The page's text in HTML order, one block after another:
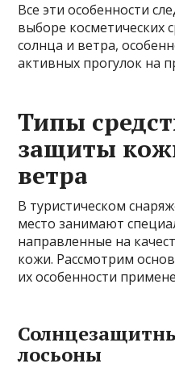
Все эти особенности
выборе косметических
солнца и ветра,
активных прогулок на
Типы
защиты
ветра
В туристическом
место занимают
направленные на
кожи. Рассмотрим
их особенности
лосьоны